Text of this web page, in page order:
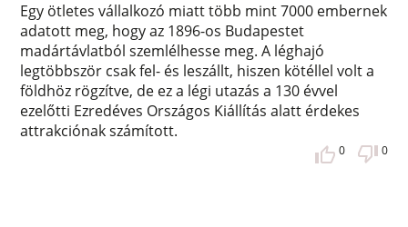
Egy ötletes vállalkozó miatt több mint 7000 embernek
adatott meg, hogy az 1896-os Budapestet
madártávlatból szemlélhesse meg. A léghajó
legtöbbször csak fel- és leszállt, hiszen kötéllel volt a
földhöz rögzítve, de ez a légi utazás a 130 évvel
ezelőtti Ezredéves Országos Kiállítás alatt érdekes
attrakciónak számított.
0 0